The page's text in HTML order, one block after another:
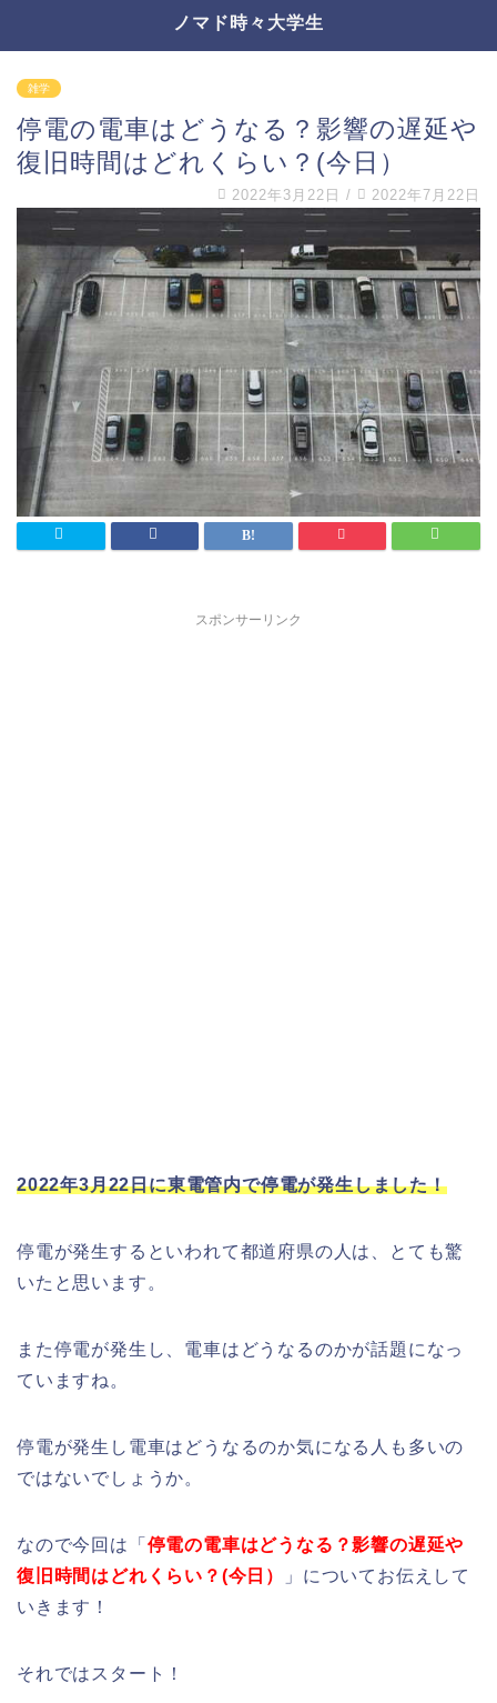
ノマド時々大学生
雑学
停電の電車はどうなる？影響の遅延や
復旧時間はどれくらい？(今日）
2022年3月22日 / 2022年7月22日
スポンサーリンク
2022年3月22日に東電管内で停電が発生しました！
停電が発生するといわれて都道府県の人は、とても驚
いたと思います。
また停電が発生し、電車はどうなるのかが話題になっ
ていますね。
停電が発生し電車はどうなるのか気になる人も多いの
ではないでしょうか。
なので今回は「 停電の電車はどうなる？影響の遅延や
復旧時間はどれくらい？(今日）
」についてお伝えして
いきます！
それではスタート！